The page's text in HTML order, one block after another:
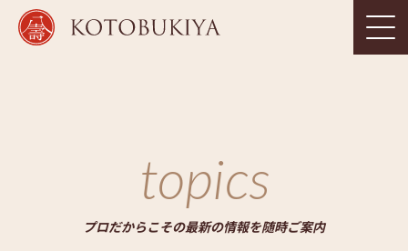
topics
プロだからこその最新の情報を随時ご案内